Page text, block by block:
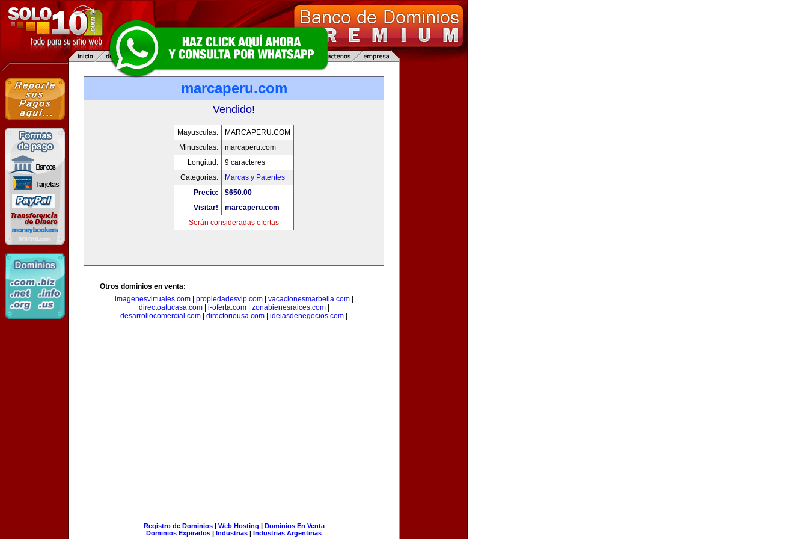
marcaperu.com
Vendido!
Mayusculas:
MARCAPERU.COM
Minusculas:
marcaperu.com
Longitud:
9 caracteres
Categorias:
Marcas y Patentes
Precio:
$650.00
Visitar!
marcaperu.com
Serán consideradas ofertas
Otros dominios en venta:
imagenesvirtuales.com| propiedadesvip.com| vacacionesmarbella.com|
directoatucasa.com| i-oferta.com| zonabienesraices.com|
desarrollocomercial.com
directoriousa.com ideiasdenegocios.com
Registro de Dominios| Web Hosting | Dominios En Venta
Dominios Expirados | Industrias | Industrias Argentinas